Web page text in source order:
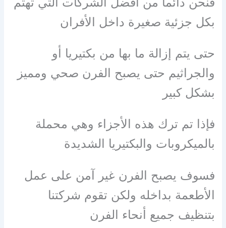
بكل جزئية صغيرة داخل الأفران
حتى يتم إزالة ما بها من بكتيريا أو
والجراثيم حتى يصبح الفرن صحي ومميز
بشكل كبير
فإذا تم ترك هذه الأجزاء وهي محملة
بالميكروبات والبكتيريا الشديدة
فسوف يصبح الفرن غير آمن على عمل
الأطعمة بداخله ولكن تقوم شركتنا
بتنظيف جميع أنحاء الفرن